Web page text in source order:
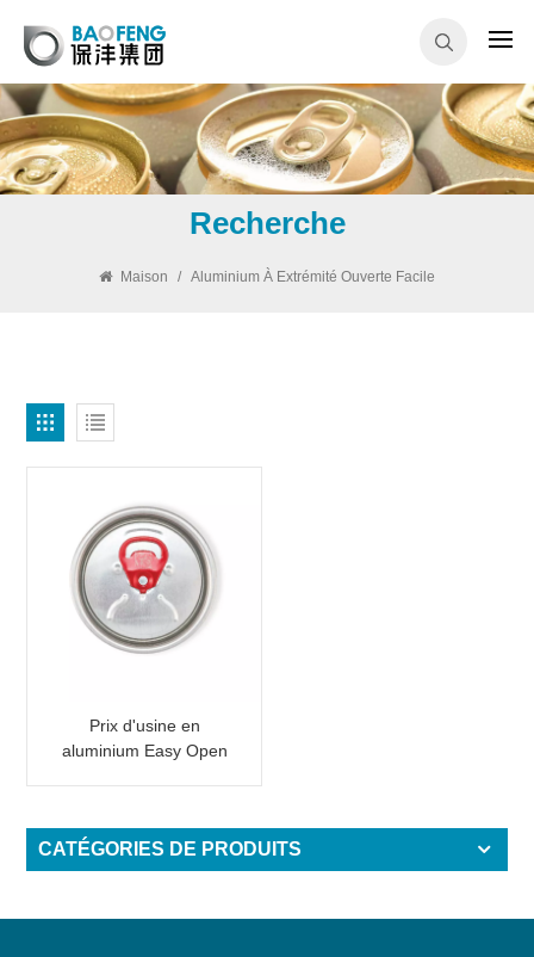
Recherche
Maison / Aluminium À Extrémité Ouverte Facile
Prix d'usine en
aluminium Easy Open
CATÉGORIES DE PRODUITS